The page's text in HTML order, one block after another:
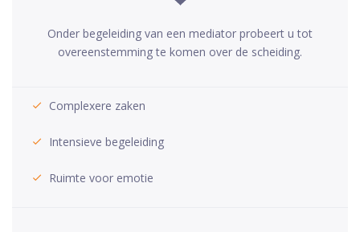
Onder begeleiding van een mediator probeert u tot
overeenstemming te komen over de scheiding.
Complexere zaken
Intensieve begeleiding
Ruimte voor emotie